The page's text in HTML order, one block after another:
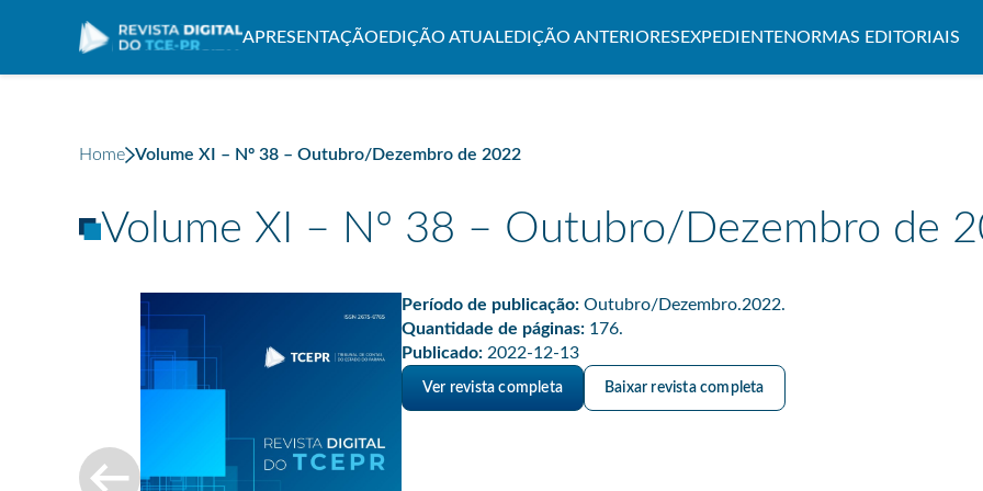
APRESENTAÇÃO EDIÇÃO ATUALEDIÇÃO ANTERIORES EXPEDIENTENORMAS EDITORIAIS
Home Volume XI – Nº 38 – Outubro/Dezembro de 2022
Volume XI – Nº 38 – Outubro/Dezembro de
Período de publicação: Outubro/Dezembro.2022.
Quantidade de páginas: 176.
Publicado: 2022-12-13
Ver revista completa Baixar revista completa